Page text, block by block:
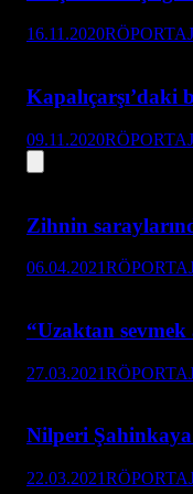
16.11.2020
09.11.2020
Zihnin
06.04.2021
“Uzaktan
27.03.2021
Nilperi
22.03.2021